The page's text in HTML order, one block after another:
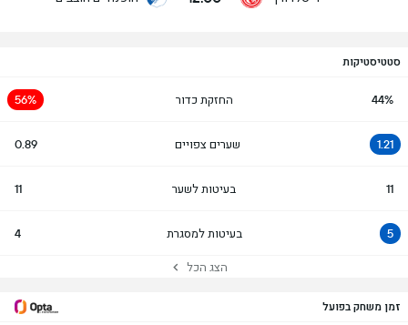
סטטיסטיקות
44% החזקת כדור 56%
1.21 שערים צפויים 0.89
11 בעיטות לשער 11
5 בעיטות למסגרת 4
הצג הכל
זמן משחק בפועל